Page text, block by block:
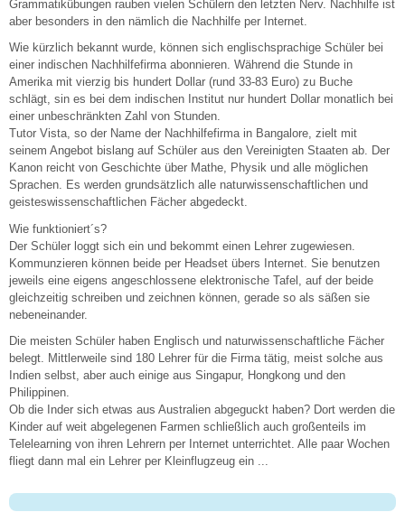
Grammatikübungen rauben vielen Schülern den letzten Nerv. Nachhilfe ist
aber besonders in den nämlich die Nachhilfe per Internet.
Wie kürzlich bekannt wurde, können sich englischsprachige Schüler bei
einer indischen Nachhilfefirma abonnieren. Während die Stunde in
Amerika mit vierzig bis hundert Dollar (rund 33-83 Euro) zu Buche
schlägt, sin es bei dem indischen Institut nur hundert Dollar monatlich bei
einer unbeschränkten Zahl von Stunden.
Tutor Vista, so der Name der Nachhilfefirma in Bangalore, zielt mit
seinem Angebot bislang auf Schüler aus den Vereinigten Staaten ab. Der
Kanon reicht von Geschichte über Mathe, Physik und alle möglichen
Sprachen. Es werden grundsätzlich alle naturwissenschaftlichen und
geisteswissenschaftlichen Fächer abgedeckt.
Wie funktioniert´s?
Der Schüler loggt sich ein und bekommt einen Lehrer zugewiesen.
Kommunzieren können beide per Headset übers Internet. Sie benutzen
jeweils eine eigens angeschlossene elektronische Tafel, auf der beide
gleichzeitig schreiben und zeichnen können, gerade so als säßen sie
nebeneinander.
Die meisten Schüler haben Englisch und naturwissenschaftliche Fächer
belegt. Mittlerweile sind 180 Lehrer für die Firma tätig, meist solche aus
Indien selbst, aber auch einige aus Singapur, Hongkong und den
Philippinen.
Ob die Inder sich etwas aus Australien abgeguckt haben? Dort werden die
Kinder auf weit abgelegenen Farmen schließlich auch großenteils im
Telelearning von ihren Lehrern per Internet unterrichtet. Alle paar Wochen
fliegt dann mal ein Lehrer per Kleinflugzeug ein ...